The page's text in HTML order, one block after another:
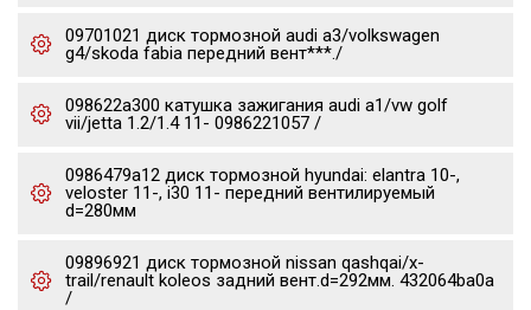
09701021 диск тормозной audi a3/volkswagen
g4/skoda fabia передний вент***./
098622a300 катушка зажигания audi a1/vw golf
vii/jetta 1.2/1.4 11- 0986221057 /
0986479a12 диск тормозной hyundai: elantra 10-,
veloster 11-, i30 11- передний вентилируемый
d=280мм
09896921 диск тормозной nissan qashqai/x-
trail/renault koleos задний вент.d=292мм. 432064ba0a
/